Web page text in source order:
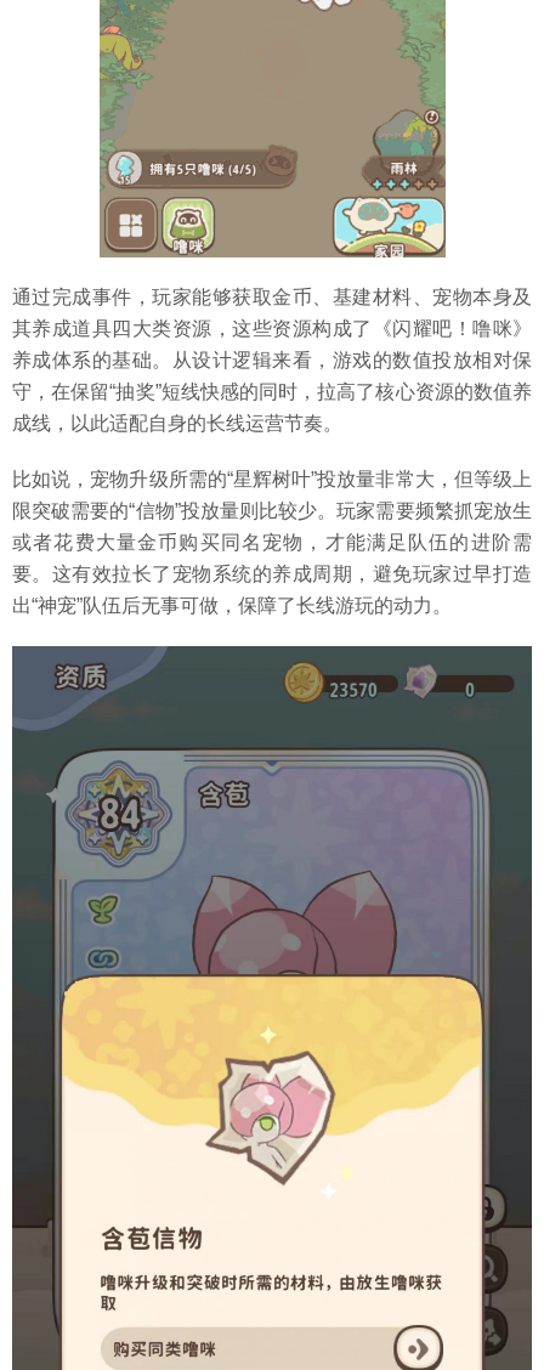
通过完成事件，玩家能够获取金币、基建材料、宠物本身及
其养成道具四大类资源，这些资源构成了《闪耀吧！噜咪》
养成体系的基础。从设计逻辑来看，游戏的数值投放相对保
守，在保留“抽奖”短线快感的同时，拉高了核心资源的数值养
成线，以此适配自身的长线运营节奏。
比如说，宠物升级所需的“星辉树叶”投放量非常大，但等级上
限突破需要的“信物”投放量则比较少。玩家需要频繁抓宠放生
或者花费大量金币购买同名宠物，才能满足队伍的进阶需
要。这有效拉长了宠物系统的养成周期，避免玩家过早打造
出“神宠”队伍后无事可做，保障了长线游玩的动力。